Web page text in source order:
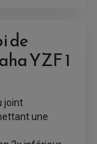
de
YZF 1
joint
une